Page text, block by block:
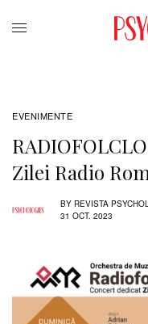
EVENIMENTE
Zilei Radio
BY REVISTA
31 OCT. 2023